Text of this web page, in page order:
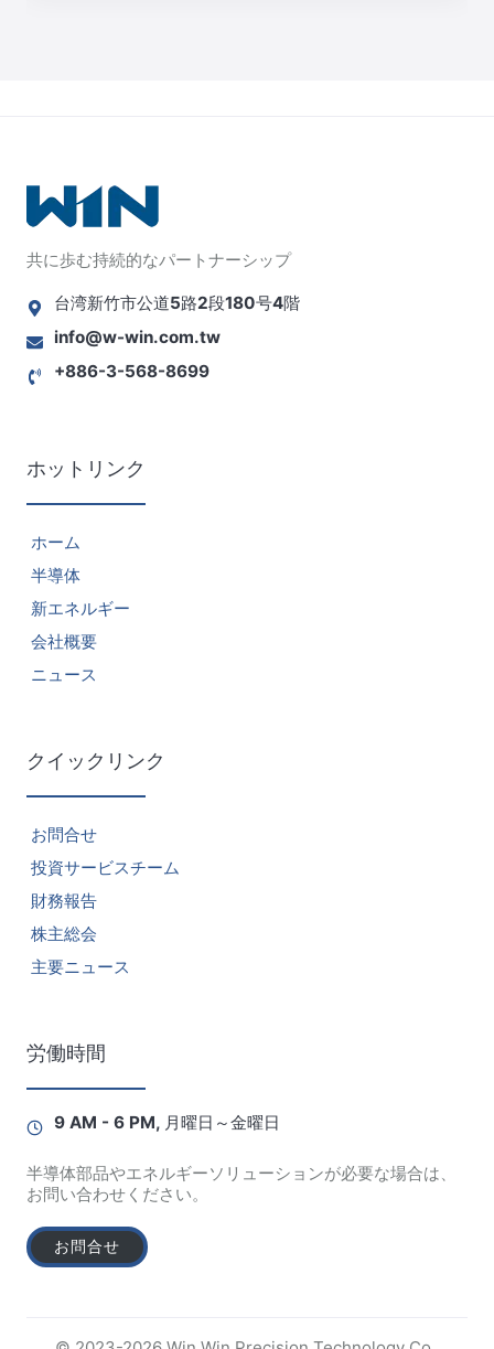
共に歩む持続的なパートナーシップ
台湾新竹市公道5路2段180号4階
info@w-win.com.tw
+886-3-568-8699
ホットリンク
ホーム
半導体
新エネルギー
会社概要
ニュース
クイックリンク
お問合せ
投資サービスチーム
財務報告
株主総会
主要ニュース
労働時間
9 AM - 6 PM, 月曜日～金曜日
半導体部品やエネルギーソリューションが必要な場合は、
お問い合わせください。
お問合せ